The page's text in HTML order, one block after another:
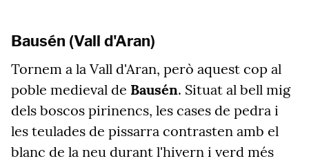
Bausén (Vall d'Aran)
Tornem a la Vall d'Aran, però aquest cop al
poble medieval de Bausén. Situat al bell mig
dels boscos pirinencs, les cases de pedra i
les teulades de pissarra contrasten amb el
blanc de la neu durant l'hivern i verd més